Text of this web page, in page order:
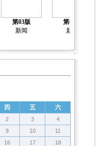
第03版
新闻
第04版
新闻
四 五 六
2 3
4
9 10
11
16 17
18